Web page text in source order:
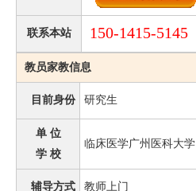
联系本站 150-1415-5145
教员家教信息
目前身份 研究生
单 位
学 校
临床医学广州医科大学
辅导方式 教师上门